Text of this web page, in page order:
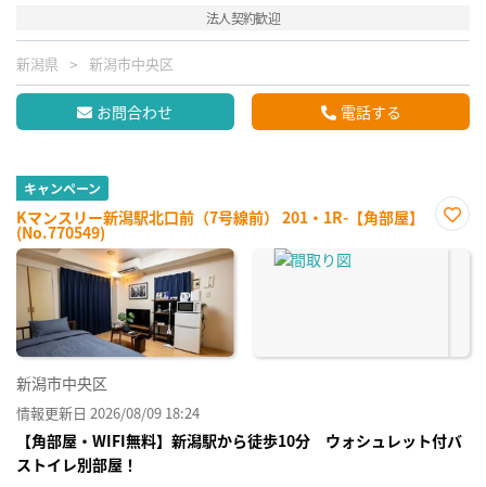
法人契約歓迎
新潟県 新潟市中央区
お問合わせ 電話する
キャンペーン
Kマンスリー新潟駅北口前（7号線前） 201・1R-【角部屋】
(No.770549)
に入
新潟市中央区
情報更新日 2026/08/09 18:24
【角部屋・WIFI無料】新潟駅から徒歩10分 ウォシュレット付バ
ストイレ別部屋！